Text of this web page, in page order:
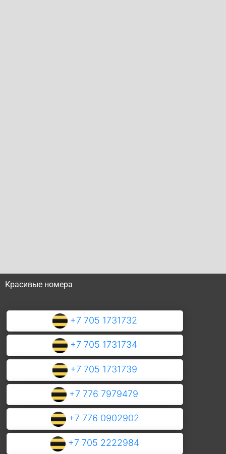
Красивые номера
+7 705 1731732
+7 705 1731734
+7 705 1731739
+7 776 7979479
+7 776 0902902
+7 705 2222984